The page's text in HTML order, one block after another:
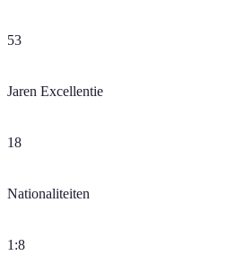
53
Jaren Excellentie
18
Nationaliteiten
1:8